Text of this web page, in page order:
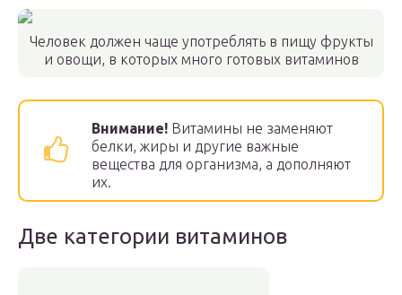
Человек должен чаще употреблять в пищу фрукты
и овощи, в которых много готовых витаминов
Внимание! Витамины не заменяют
белки, жиры и другие важные
вещества для организма, а дополняют
их.
Две категории витаминов